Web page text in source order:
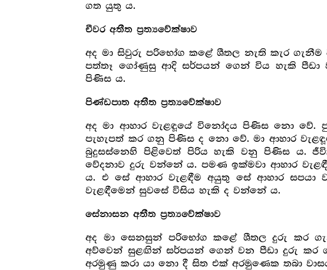
ගත යුතු ය.
චීවර අතීත ප්‍ර‍ත්‍යවේක්ෂාව
අද මා සිවුරු පරිභෝග කළේ ශීතල නැති කැර
පත්තෑ ගෝණුසු ආදි සර්පයන් ගෙන් විය හැකි පීඩා
පිණිස ය.
පිණ්ඩපාත අතීත ප්‍ර‍ත්‍යවේක්ෂාව
අද මා ආහාර වැළඳූයේ විනෝදය පිණිස නො
පැහැපත් කර ගනු පිණිස ද නො වේ. මා ආහාර
බුදුසස්නෙහි පිළිවෙත් පිරිය හැකි වනු පිණිස ය.
වේදනාව දුරු වන්නේ ය. පමණ ඉක්මවා ආහාර
ය. එ සේ ආහාර වැළඳීම අයුතු සේ ආහාර
වැළඳීමෙන් සුවසේ විසිය හැකි ද වන්නේ ය.
සේනාසන අතීත ප්‍ර‍ත්‍යවේක්ෂාව
අද මා සෙනසුන් පරිභෝග කළේ ශීතල දුරු කර
අව්වෙන් සුළඟින් සර්පයන් ගෙන් වන පීඩා දුරු කර
අරමුණු කරා යා නො දී සිත එක් අරමුණෙක තබා